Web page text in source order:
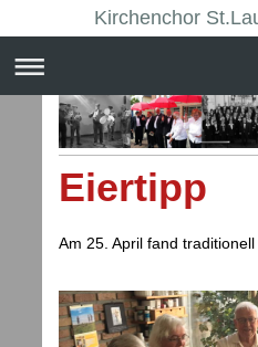
Kirchenchor
Eiertipp
Am 25. April fand